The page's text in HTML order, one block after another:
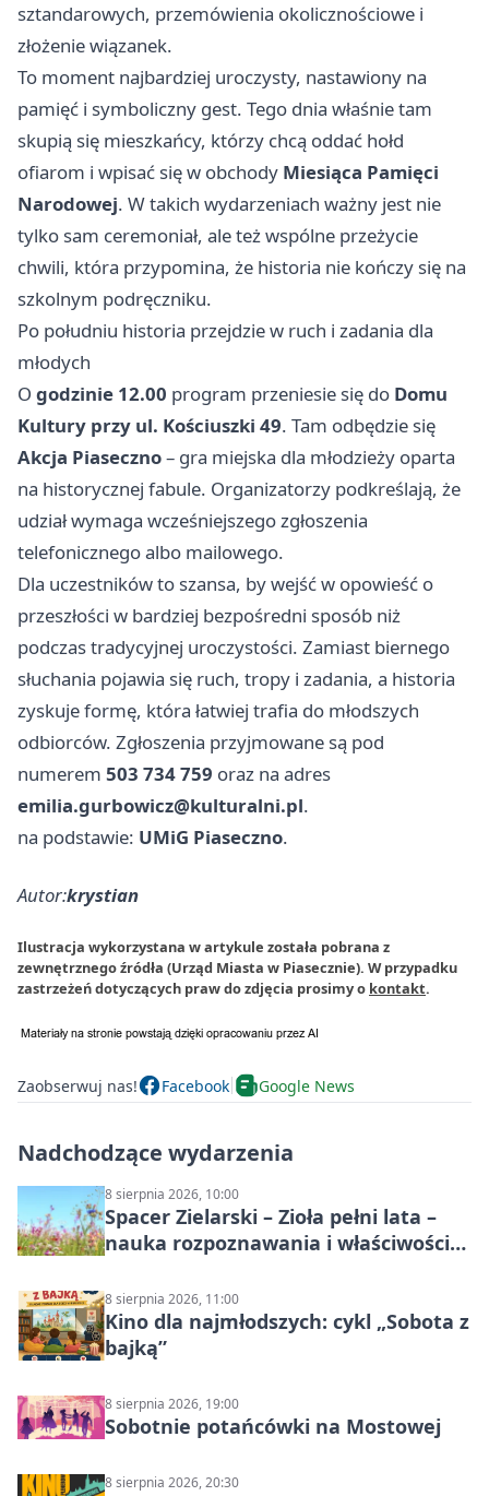
sztandarowych, przemówienia okolicznościowe i
złożenie wiązanek.
To moment najbardziej uroczysty, nastawiony na
pamięć i symboliczny gest. Tego dnia właśnie tam
skupią się mieszkańcy, którzy chcą oddać hołd
ofiarom i wpisać się w obchody Miesiąca Pamięci
Narodowej. W takich wydarzeniach ważny jest nie
tylko sam ceremoniał, ale też wspólne przeżycie
chwili, która przypomina, że historia nie kończy się na
szkolnym podręczniku.
Po południu historia przejdzie w ruch i zadania dla
młodych
O godzinie 12.00 program przeniesie się do Domu
Kultury przy ul. Kościuszki 49. Tam odbędzie się
Akcja Piaseczno– gra miejska dla młodzieży oparta
na historycznej fabule. Organizatorzy podkreślają, że
udział wymaga wcześniejszego zgłoszenia
telefonicznego albo mailowego.
Dla uczestników to szansa, by wejść w opowieść o
przeszłości w bardziej bezpośredni sposób niż
podczas tradycyjnej uroczystości. Zamiast biernego
słuchania pojawia się ruch, tropy i zadania, a historia
zyskuje formę, która łatwiej trafia do młodszych
odbiorców. Zgłoszenia przyjmowane są pod
numerem 503 734 759 oraz na adres
emilia.gurbowicz@kulturalni.pl.
na podstawie: UMiG Piaseczno.
Autor:krystian
Ilustracja wykorzystana w artykule została pobrana z
zewnętrznego źródła (Urząd Miasta w Piasecznie). W przypadku
zastrzeżeń dotyczących praw do zdjęcia prosimy o kontakt.
Zaobserwuj nas! Facebook Google News
Nadchodzące wydarzenia
8 sierpnia 2026, 10:00
Spacer Zielarski – Zioła pełni lata –
nauka rozpoznawania i właściwości
8 sierpnia 2026, 11:00
Kino dla najmłodszych: cykl „Sobota z
bajką”
8 sierpnia 2026, 19:00
Sobotnie potańcówki na Mostowej
8 sierpnia 2026, 20:30